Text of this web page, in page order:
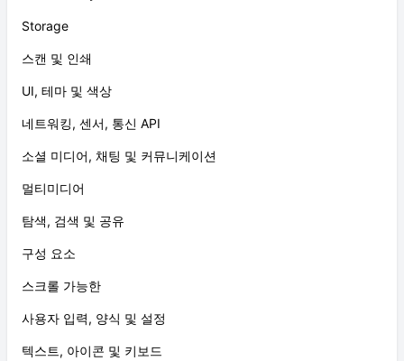
Storage
스캔 및 인쇄
UI, 테마 및 색상
네트워킹, 센서, 통신 API
소셜 미디어, 채팅 및 커뮤니케이션
멀티미디어
탐색, 검색 및 공유
구성 요소
스크롤 가능한
사용자 입력, 양식 및 설정
텍스트, 아이콘 및 키보드